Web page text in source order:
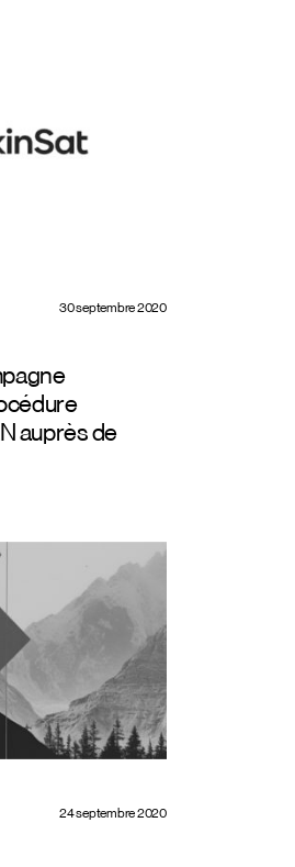
30 septembre 2020
auprès de
24 septembre 2020